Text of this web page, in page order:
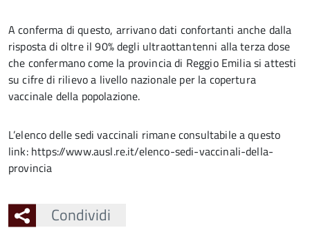
A conferma di questo, arrivano dati confortanti anche dalla
risposta di oltre il 90% degli ultraottantenni alla terza dose
che confermano come la provincia di Reggio Emilia si attesti
su cifre di rilievo a livello nazionale per la copertura
vaccinale della popolazione.
L’elenco delle sedi vaccinali rimane consultabile a questo
link: https://www.ausl.re.it/elenco-sedi-vaccinali-della-
provincia
Condividi